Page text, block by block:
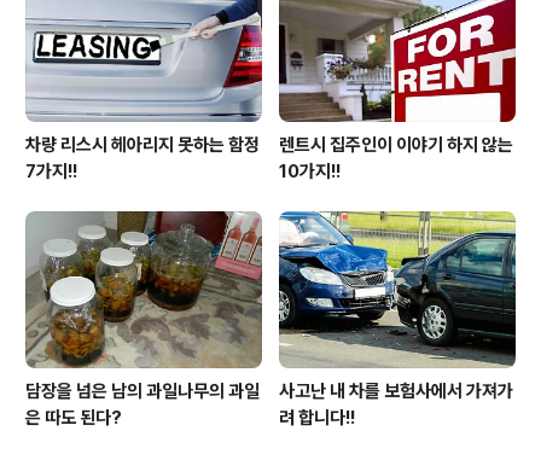
차량 리스시 헤아리지 못하는 함정
7가지!!
렌트시 집주인이 이야기 하지 않는
10가지!!
담장을 넘은 남의 과일나무의 과일
은 따도 된다?
사고난 내 차를 보험사에서 가져가
려 합니다!!